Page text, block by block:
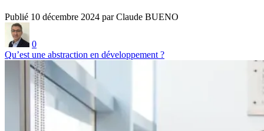
Publié 10 décembre 2024 par Claude BUENO
0
Qu’est une abstraction en développement ?